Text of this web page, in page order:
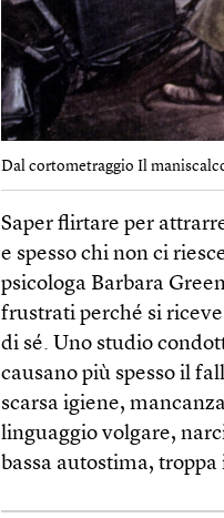
Dal cortometraggio Il
Saper flirtare per
e spesso chi non ci
psicologa Barbara
frustrati perché si
di sé. Uno studio
causano più spesso il
scarsa igiene,
linguaggio volgare,
bassa autostima,